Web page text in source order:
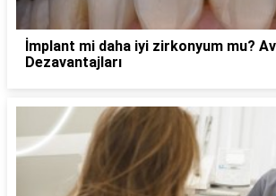
İmplant mi daha iyi zirkonyum mu?
Dezavantajları